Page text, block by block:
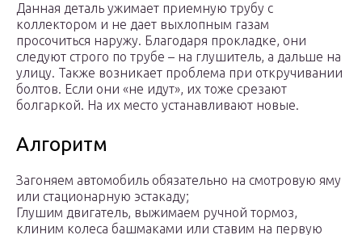
Данная деталь ужимает приемную трубу с
коллектором и не дает выхлопным газам
просочиться наружу. Благодаря прокладке, они
следуют строго по трубе – на глушитель, а дальше на
улицу. Также возникает проблема при откручивании
болтов. Если они «не идут», их тоже срезают
болгаркой. На их место устанавливают новые.
Алгоритм
Загоняем автомобиль обязательно на смотровую яму
или стационарную эстакаду;
Глушим двигатель, выжимаем ручной тормоз,
клиним колеса башмаками или ставим на первую